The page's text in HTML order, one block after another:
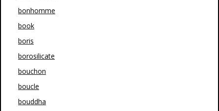
bonhomme
book
boris
borosilicate
bouchon
boucle
bouddha